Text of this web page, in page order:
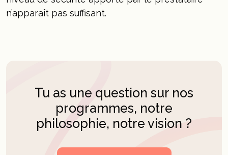
n’apparaît pas suffisant.
Tu as une question sur nos
programmes, notre
philosophie, notre vision ?